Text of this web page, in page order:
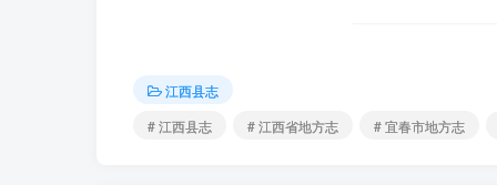
江西县志
# 江西县志
# 江西省地方志 # 宜春市地方志